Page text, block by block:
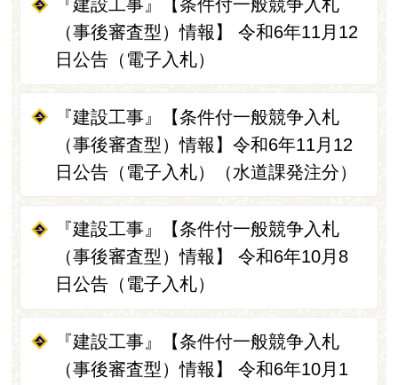
『建設工事』【条件付一般競争入札
（事後審査型）情報】 令和6年11月12
日公告（電子入札）
『建設工事』【条件付一般競争入札
（事後審査型）情報】令和6年11月12
日公告（電子入札）（水道課発注分）
『建設工事』【条件付一般競争入札
（事後審査型）情報】 令和6年10月8
日公告（電子入札）
『建設工事』【条件付一般競争入札
（事後審査型）情報】 令和6年10月1